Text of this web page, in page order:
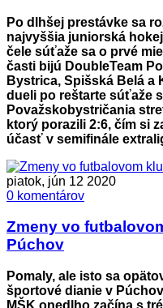
Po dlhšej prestávke sa
najvyššia juniorská
čele súťaže sa o prvé
časti bijú DoubleTeam
Bystrica, Spišská Belá a
dueli po reštarte súťaže
Považskobystričania
ktorý porazili 2:6, čím si
účasť v semifinále
piatok, jún 12 2020
0 komentárov
Zmeny vo
Púchov
Pomaly, ale isto sa
športové dianie v
MŠK onedlho začína s